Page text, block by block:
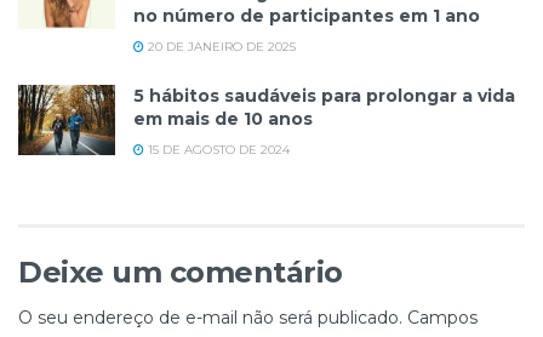
no número de participantes em 1 ano
20 DE JANEIRO DE 2025
5 hábitos saudáveis para prolongar a vida
em mais de 10 anos
15 DE AGOSTO DE 2024
Deixe um comentário
O seu endereço de e-mail não será publicado. Campos